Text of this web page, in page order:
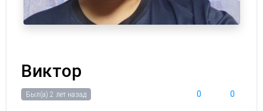
Виктор
0 0
Был(а) 2 лет назад